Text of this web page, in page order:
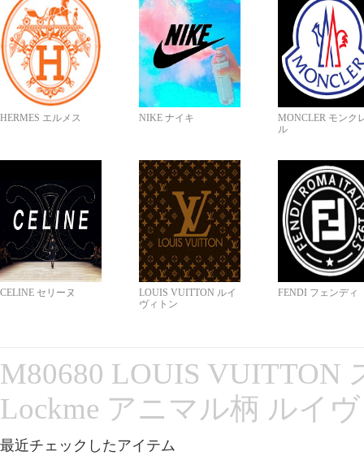
HERMES エルメス NIKE ナイキ
MONCLER モンク
ル
CELINE セリーヌ
LOUIS VUITTON ルイ
ヴィトン
FENDI フェンディ
M80680 LOUIS VUITTON
Lockme アニマル柄 ルイ
最近チェックしたアイテム